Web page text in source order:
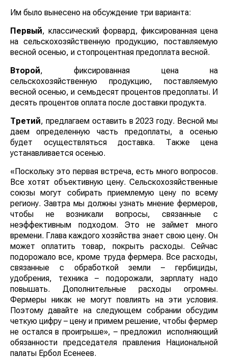
Им было вынесено на обсуждение три варианта:
Первый, классический форвард, фиксированная цена
на сельскохозяйственную продукцию, поставляемую
весной осенью, и стопроцентная предоплата весной.
Второй, фиксированная цена на
сельскохозяйственную продукцию, поставляемую
весной осенью, и семьдесят процентов предоплаты. И
десять процентов оплата после доставки продукта.
Третий, предлагаем оставить в 2023 году. Весной мы
даем определенную часть предоплаты, а осенью
будет осуществляться доставка. Также цена
устанавливается осенью.
«Поскольку это первая встреча, есть много вопросов.
Все хотят объективную цену. Сельскохозяйственные
союзы могут собирать приемлемую цену по всему
региону. Завтра мы должны узнать мнение фермеров,
чтобы не возникали вопросы, связанные с
неэффективным подходом. Это не займет много
времени. Глава каждого хозяйства знает свою цену. Он
может оплатить товар, покрыть расходы. Сейчас
подорожало все, кроме труда фермера. Все расходы,
связанные с обработкой земли – гербициды,
удобрения, техника – подорожали, зарплату надо
повышать. Дополнительные расходы огромны.
Фермеры никак не могут повлиять на эти условия.
Поэтому давайте на следующем собрании обсудим
четкую цифру – цену и примем решение, чтобы фермер
не остался в проигрыше», – предложил исполняющий
обязанности председателя правления Национальной
палаты Ербол Есенеев.